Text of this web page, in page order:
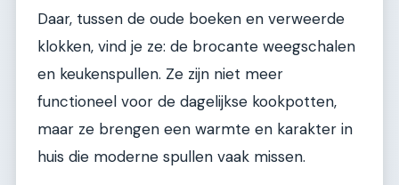
Daar, tussen de oude boeken en verweerde
klokken, vind je ze: de brocante weegschalen
en keukenspullen. Ze zijn niet meer
functioneel voor de dagelijkse kookpotten,
maar ze brengen een warmte en karakter in
huis die moderne spullen vaak missen.